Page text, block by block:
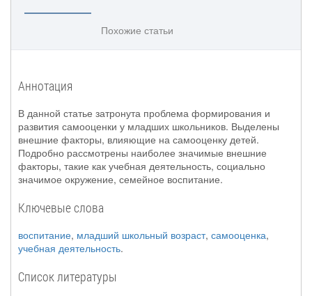
Похожие статьи
Аннотация
В данной статье затронута проблема формирования и
развития самооценки у младших школьников. Выделены
внешние факторы, влияющие на самооценку детей.
Подробно рассмотрены наиболее значимые внешние
факторы, такие как учебная деятельность, социально
значимое окружение, семейное воспитание.
Ключевые слова
воспитание, младший школьный возраст, самооценка,
учебная деятельность.
Список литературы